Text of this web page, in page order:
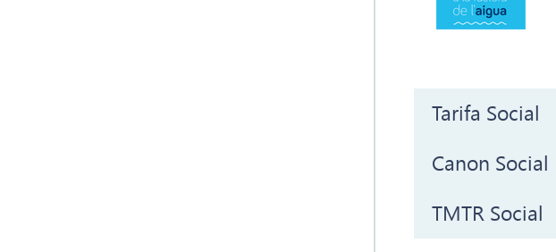
Tarifa Social
Canon Social
TMTR Social